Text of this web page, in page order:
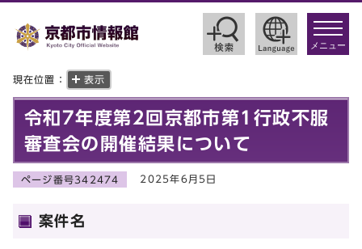
toggle
メニュー
現在位置： 表示
令和7年度第2回京都市第1行政不服
審査会の開催結果について
ページ番号342474 2025年6月5日
案件名